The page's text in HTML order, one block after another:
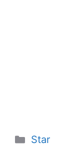
Categorias
Star